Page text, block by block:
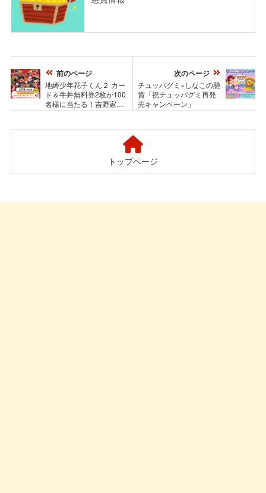
前のページ
地縛少年花子くん２ カー
ド＆牛丼無料券2枚が100
名様に当たる！吉野家の
Xキャンペーン
次のページ
チュッパグミ×しなこの懸
賞「祝チュッパグミ再発
売キャンペーン」
トップページ